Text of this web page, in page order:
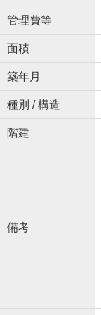
管理費等
面積
築年月
種別 / 構造
階建
備考